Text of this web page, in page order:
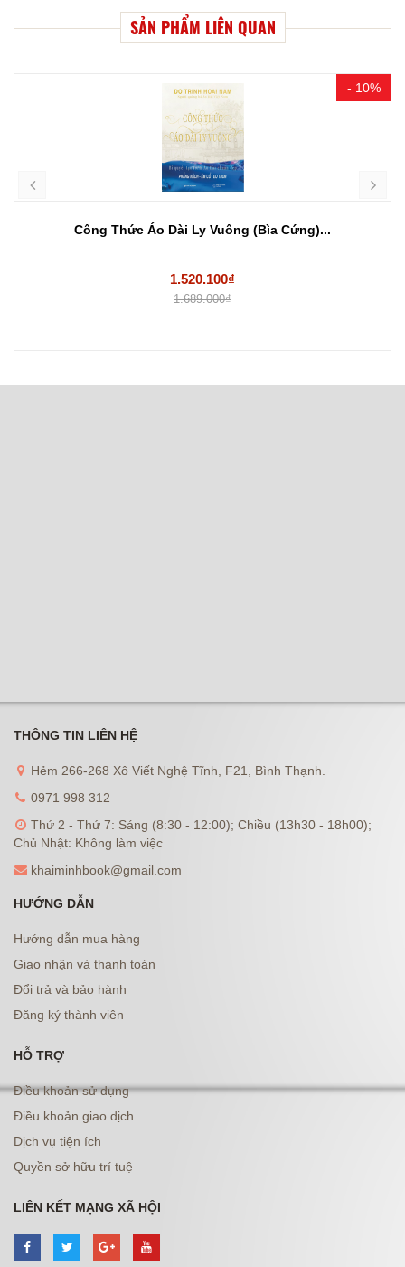
SẢN PHẨM LIÊN QUAN
- 10%
Công Thức Áo Dài Ly Vuông (Bìa Cứng)...
1.520.100₫
1.689.000₫
THÔNG TIN LIÊN HỆ
Hẻm 266-268 Xô Viết Nghệ Tĩnh, F21, Bình Thạnh.
0971 998 312
Thứ 2 - Thứ 7: Sáng (8:30 - 12:00); Chiều (13h30 - 18h00);
Chủ Nhật: Không làm việc
khaiminhbook@gmail.com
HƯỚNG DẪN
Hướng dẫn mua hàng
Giao nhận và thanh toán
Đổi trả và bảo hành
Đăng ký thành viên
HỖ TRỢ
Điều khoản sử dụng
Điều khoản giao dịch
Dịch vụ tiện ích
Quyền sở hữu trí tuệ
LIÊN KẾT MẠNG XÃ HỘI